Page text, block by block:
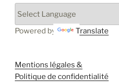
Powered by Translate
Mentions légales &
Politique de confidentialité